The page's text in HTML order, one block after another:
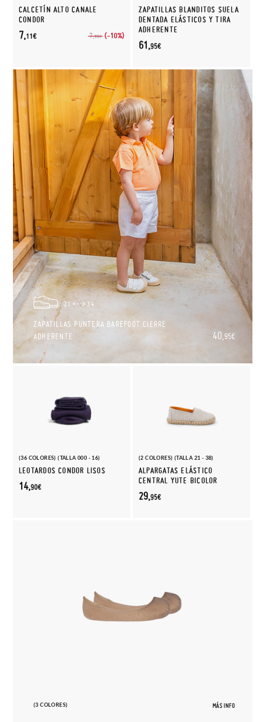
CALCETÍN ALTO CANALE
CONDOR
7,90€ (-10%)
7,11€
ZAPATILLAS BLANDITOS SUELA
DENTADA ELÁSTICOS Y TIRA
ADHERENTE
61,95€
21 34
ZAPATILLAS PUNTERA BAREFOOT CIERRE
ADHERENTE
40, 95€
(36 COLORES) (TALLA 000 - 16)
LEOTARDOS CONDOR LISOS
14,90€
(2 COLORES) (TALLA 21 - 38)
ALPARGATAS ELÁSTICO
CENTRAL YUTE BICOLOR
29,95€
(3 COLORES) MÁS INFO